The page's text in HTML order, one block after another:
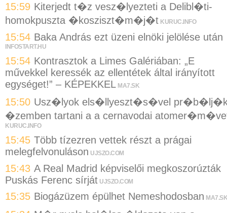
15:59 Kiterjedt t�z vesz�lyezteti a Delibl�ti-
homokpuszta �kosziszt�m�j�t KURUC.INFO
15:54 Baka András ezt üzeni elnöki jelölése után
INFOSTART.HU
15:54 Kontrasztok a Limes Galériában: „E
művekkel keressék az ellentétek által irányított
egységet!” – KÉPEKKEL MA7.SK
15:50 Usz�lyok els�llyeszt�s�vel
�zemben tartani a a cernavodai
KURUC.INFO
15:45 Több tízezren vettek részt a prágai
melegfelvonuláson UJSZO.COM
15:43 A Real Madrid képviselői megkoszorúzták
Puskás Ferenc sírját UJSZO.COM
15:35 Biogázüzem épülhet Nemeshodosban MA7.SK